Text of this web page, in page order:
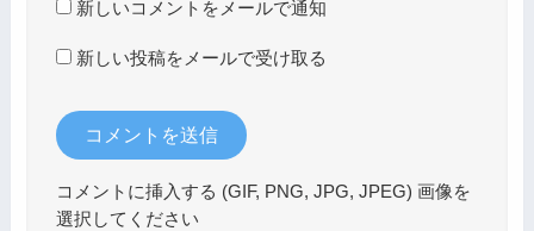
新しいコメントをメールで通知
新しい投稿をメールで受け取る
コメントに挿入する (GIF, PNG, JPG, JPEG) 画像を
選択してください